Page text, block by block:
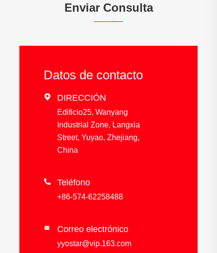
Enviar Consulta
Datos de contacto
 DIRECCIÓN
Edificio25, Wanyang
Industrial Zone, Langxia
Street, Yuyao, Zhejiang,
China
 Teléfono
+86-574-62258488
 Correo electrónico
yyostar@vip.163.com